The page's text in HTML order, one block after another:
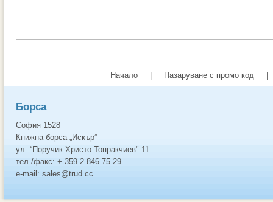
Начало Пазаруване с промо код
Борса
София 1528
Книжна борса „Искър”
ул. “Поручик Христо Топракчиев" 11
тел./факс: + 359 2 846 75 29
e-mail: sales@trud.cc